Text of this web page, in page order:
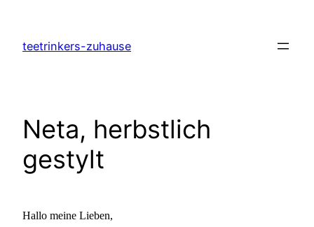
springen
teetrinkers-zuhause
Neta, herbstlich
gestylt
Hallo meine Lieben,